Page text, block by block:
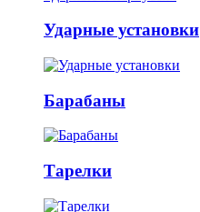
Ударные установки
Барабаны
Тарелки